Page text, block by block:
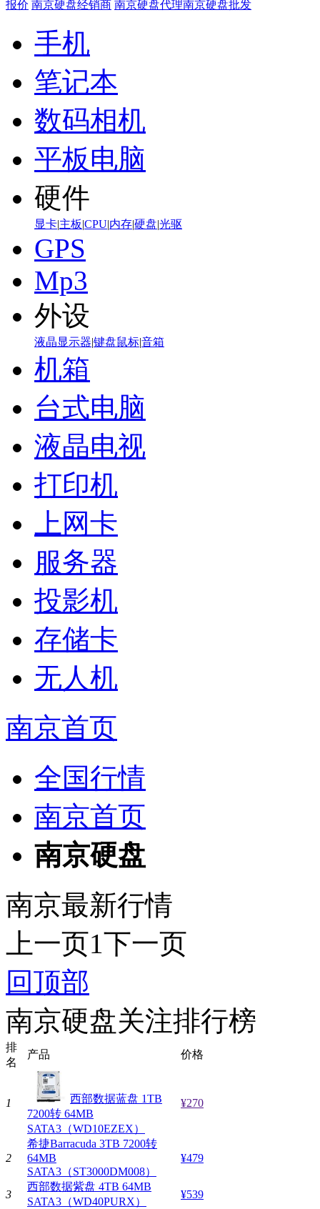
报价 南京硬盘经销商 南京硬盘代理南京硬盘批发
手机
笔记本
数码相机
平板电脑
硬件
显卡|主板|CPU|内存|硬盘|光驱
GPS
Mp3
外设
液晶显示器|键盘鼠标|音箱
机箱
台式电脑
液晶电视
打印机
上网卡
服务器
投影机
存储卡
无人机
南京首页
全国行情
南京首页
南京硬盘
南京最新行情
上一页1下一页
回顶部
南京硬盘关注排行榜
排
名
产品 价格
1
西部数据蓝盘 1TB
7200转 64MB
SATA3（WD10EZEX）
¥270
2
希捷Barracuda 3TB 7200转
64MB
SATA3（ST3000DM008）
¥479
3
西部数据紫盘 4TB 64MB
SATA3（WD40PURX）
¥539